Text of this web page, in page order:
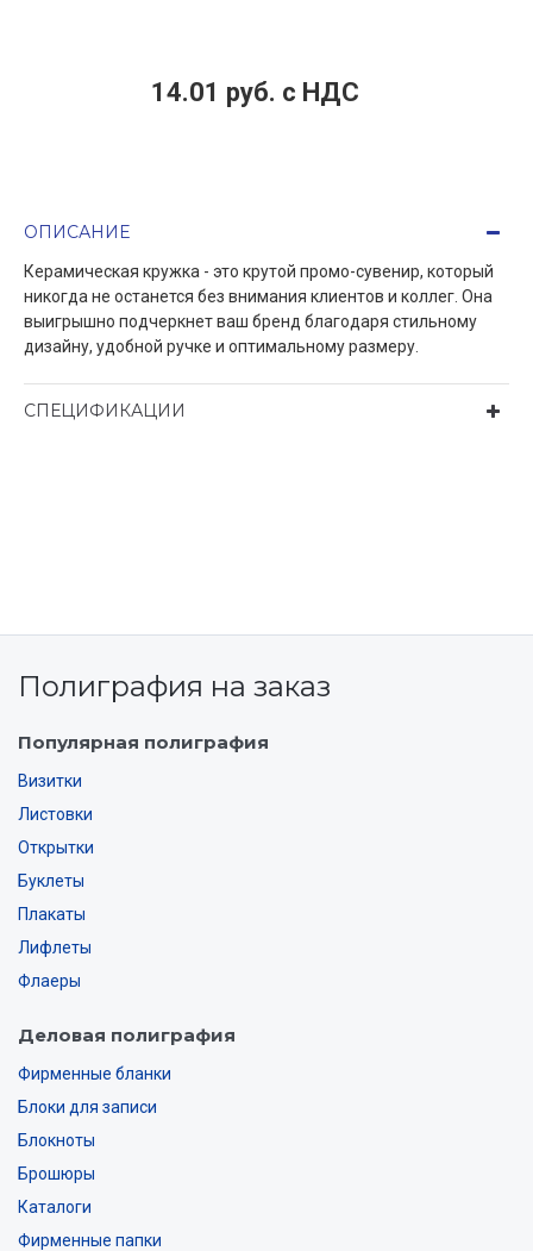
14.01 руб. c НДС
ОПИСАНИЕ
Керамическая кружка - это крутой промо-сувенир, который
никогда не останется без внимания клиентов и коллег. Она
выигрышно подчеркнет ваш бренд благодаря стильному
дизайну, удобной ручке и оптимальному размеру.
СПЕЦИФИКАЦИИ
Полиграфия на заказ
Популярная полиграфия
Визитки
Листовки
Открытки
Буклеты
Плакаты
Лифлеты
Флаеры
Деловая полиграфия
Фирменные бланки
Блоки для записи
Блокноты
Брошюры
Каталоги
Фирменные папки